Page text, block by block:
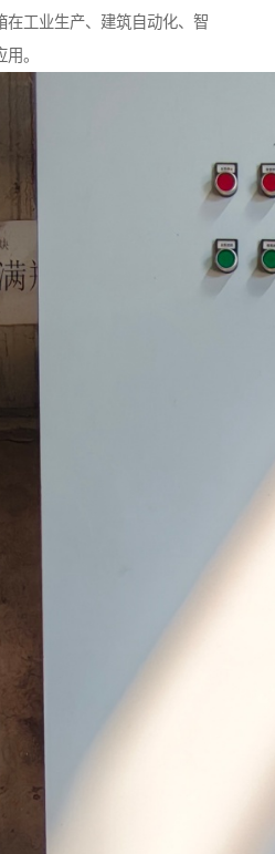
在工业生产、建筑自动化、智
。